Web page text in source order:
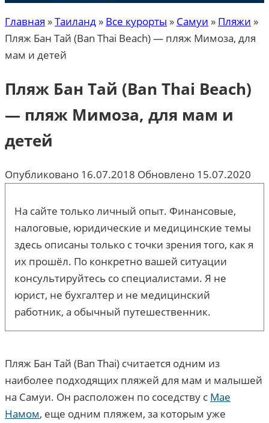
Главная »Таиланд » Все курорты » Самуи » Пляжи »
Пляж Бан Тай (Ban Thai Beach) — пляж Мимоза, для
мам и детей
Пляж Бан Тай (Ban Thai Beach)
— пляж Мимоза, для мам и
детей
Опубликовано 16.07.2018 Обновлено 15.07.2020
На сайте только личный опыт. Финансовые,
налоговые, юридические и медицинские темы
здесь описаны только с точки зрения того, как я
их прошёл. По конкретно вашей ситуации
консультируйтесь со специалистами. Я не
юрист, не бухгалтер и не медицинский
работник, а обычный путешественник.
Пляж Бан Тай (Ban Thai) считается одним из
наиболее подходящих пляжей для мам и малышей
на Самуи. Он расположен по соседству с Мае
Намом, еще одним пляжем, за которым уже